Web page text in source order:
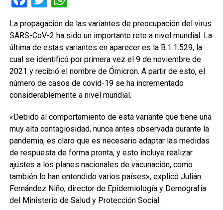
La propagación de las variantes de preocupación del virus
SARS-CoV-2 ha sido un importante reto a nivel mundial. La
última de estas variantes en aparecer es la B.1.1.529, la
cual se identificó por primera vez el 9 de noviembre de
2021 y recibió el nombre de Ómicron. A partir de esto, el
número de casos de covid-19 se ha incrementado
considerablemente a nivel mundial.
«Debido al comportamiento de esta variante que tiene una
muy alta contagiosidad, nunca antes observada durante la
pandemia, es claro que es necesario adaptar las medidas
de respuesta de forma pronta, y esto incluye realizar
ajustes a los planes nacionales de vacunación, como
también lo han entendido varios países», explicó Julián
Fernández Niño, director de Epidemiología y Demografía
del Ministerio de Salud y Protección Social.